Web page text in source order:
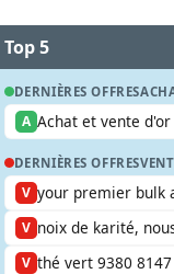
Top 5
DERNIÈRES OFFRES
A Achat et vente d'or
DERNIÈRES OFFRES
V your premier bulk
V noix de karité,
V thé vert 9380